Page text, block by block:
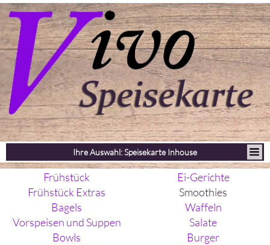
Ihre Auswahl: Speisekarte Inhouse
Frühstück
Ei-Gerichte
Frühstück Extras
Smoothies
Bagels
Waffeln
Vorspeisen und Suppen
Salate
Bowls
Burger